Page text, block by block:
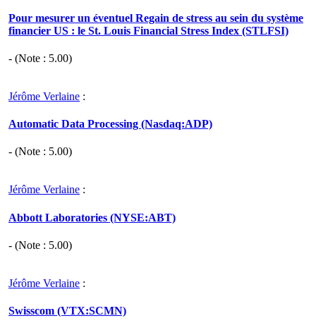
Pour mesurer un éventuel Regain de stress au sein du système
financier US : le St. Louis Financial Stress Index (STLFSI)
- (Note : 5.00)
Jérôme Verlaine :
Automatic Data Processing (Nasdaq:ADP)
- (Note : 5.00)
Jérôme Verlaine :
Abbott Laboratories (NYSE:ABT)
- (Note : 5.00)
Jérôme Verlaine :
Swisscom (VTX:SCMN)